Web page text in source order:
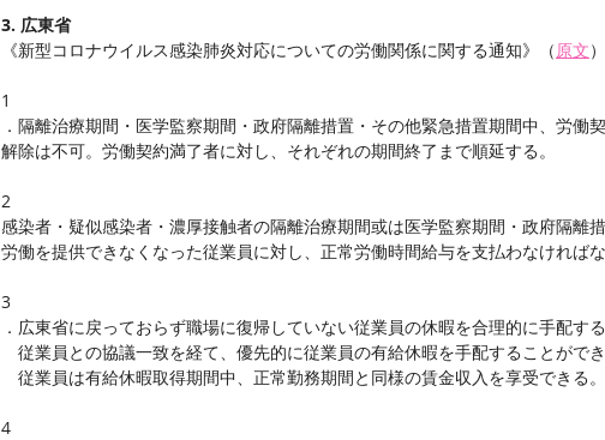
3. 広東省
《新型コロナウイルス感染肺炎対応についての労働関係に関する通知》（原文）
1
．隔離治療期間・医学監察期間・政府隔離措置・その他緊急措置期間中、労働
解除は不可。労働契約満了者に対し、それぞれの期間終了まで順延する。
2
感染者・疑似感染者・濃厚接触者の隔離治療期間或は医学監察期間・政府隔離
労働を提供できなくなった従業員に対し、正常労働時間給与を支払わなければな
3
．広東省に戻っておらず職場に復帰していない従業員の休暇を合理的に手配する
従業員との協議一致を経て、優先的に従業員の有給休暇を手配することができ
従業員は有給休暇取得期間中、正常勤務期間と同様の賃金収入を享受できる。
4